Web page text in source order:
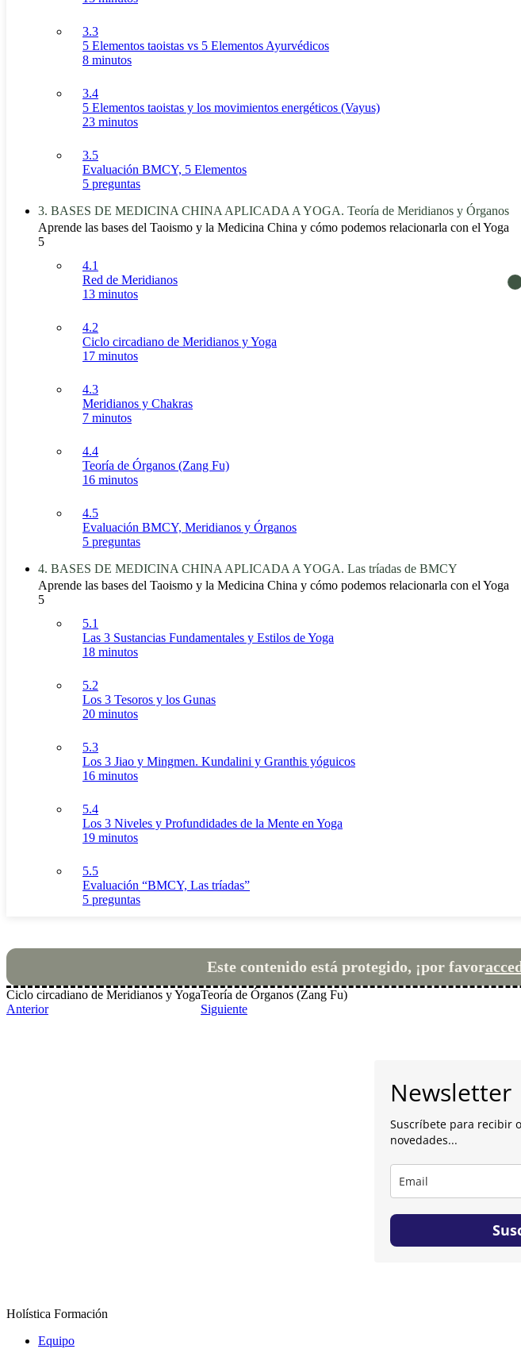
3.3
5 Elementos taoistas vs 5 Elementos Ayurvédicos
8 minutos
3.4
5 Elementos taoistas y los movimientos energéticos (Vayus)
23 minutos
3.5
Evaluación BMCY, 5 Elementos
5 preguntas
3. BASES DE MEDICINA CHINA APLICADA A YOGA. Teoría de Meridianos y Órganos
Aprende las bases del Taoismo y la Medicina China y cómo podemos relacionarla con el Yoga
5
4.1
Red de Meridianos
13 minutos
4.2
Ciclo circadiano de Meridianos y Yoga
17 minutos
4.3
Meridianos y Chakras
7 minutos
4.4
Teoría de Órganos (Zang Fu)
16 minutos
4.5
Evaluación BMCY, Meridianos y Órganos
5 preguntas
4. BASES DE MEDICINA CHINA APLICADA A YOGA. Las tríadas de BMCY
Aprende las bases del Taoismo y la Medicina China y cómo podemos relacionarla con el Yoga
5
5.1
Las 3 Sustancias Fundamentales y Estilos de Yoga
18 minutos
5.2
Los 3 Tesoros y los Gunas
20 minutos
5.3
Los 3 Jiao y Mingmen. Kundalini y Granthis yóguicos
16 minutos
5.4
Los 3 Niveles y Profundidades de la Mente en Yoga
19 minutos
5.5
Evaluación “BMCY, Las tríadas”
5 preguntas
Este contenido está protegido, ¡por favor
Ciclo circadiano de Meridianos y Yoga
Anterior
Teoría de Órganos (Zang Fu)
Siguiente
Newsletter
Suscríbete para recibir
novedades...
Holística Formación
Equipo